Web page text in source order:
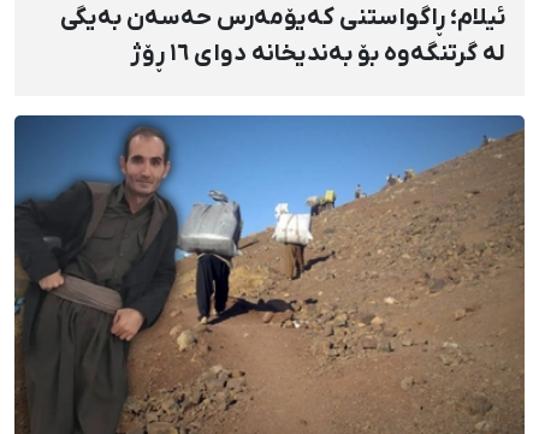
ئیلام؛ ڕاگواستنی کەیۆمەرس حەسەن بەیگی
لە گرتنگەوە بۆ بەندیخانە دوای ١٦ ڕۆژ